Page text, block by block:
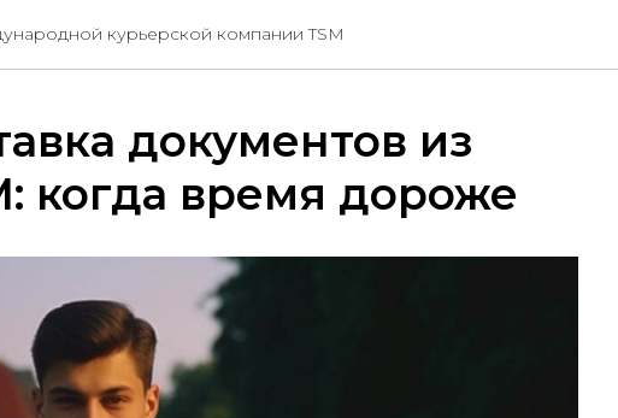
курьерской компании TSM
документов из
когда время дороже